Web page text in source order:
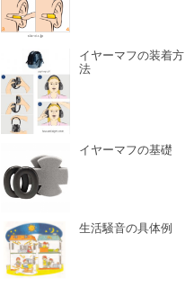
イヤーマフの装着方
法
イヤーマフの基礎
生活騒音の具体例